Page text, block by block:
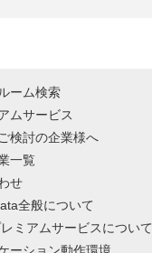
ーム検索
ムサービス
検討の企業様へ
一覧
せ
全般について
ミアムサービスについて